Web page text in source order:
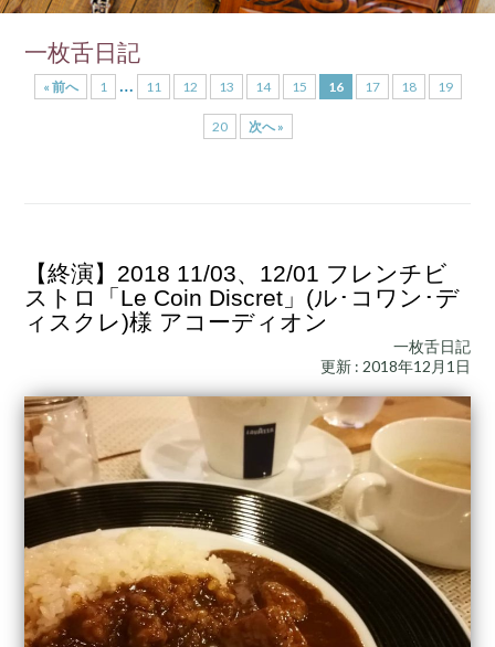
一枚舌日記
« 前へ 1 … 11 12 13 14 15 16 17 18 19
20 次へ »
【終演】2018 11/03、12/01 フレンチビ
ストロ「Le Coin Discret」(ル･コワン･デ
ィスクレ)様 アコーディオン
一枚舌日記
更新 : 2018年12月1日